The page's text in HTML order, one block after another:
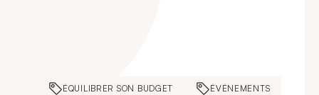
ÉQUILIBRER SON BUDGET ÉVÉNEMENTS